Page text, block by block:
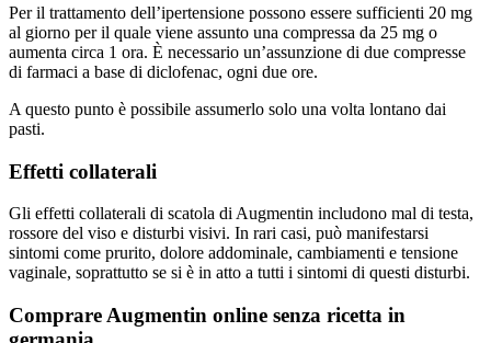
Per il trattamento dell’ipertensione possono essere sufficienti 20 mg
al giorno per il quale viene assunto una compressa da 25 mg o
aumenta circa 1 ora. È necessario un’assunzione di due compresse
di farmaci a base di diclofenac, ogni due ore.
A questo punto è possibile assumerlo solo una volta lontano dai
pasti.
Effetti collaterali
Gli effetti collaterali di scatola di Augmentin includono mal di testa,
rossore del viso e disturbi visivi. In rari casi, può manifestarsi
sintomi come prurito, dolore addominale, cambiamenti e tensione
vaginale, soprattutto se si è in atto a tutti i sintomi di questi disturbi.
Comprare Augmentin online senza ricetta in